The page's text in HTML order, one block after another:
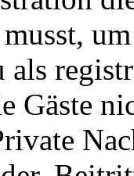
als
Gäste